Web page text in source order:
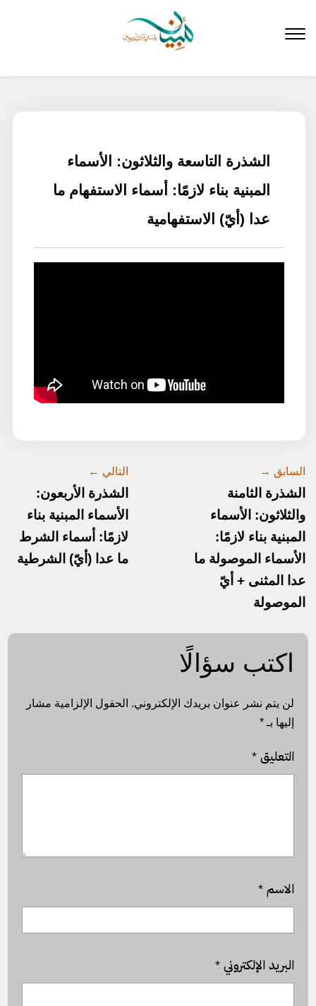
المحتوى
الشذرة التاسعة والثلاثون: الأسماء
المبنية بناء لازمًا: أسماء الاستفهام ما
عدا (أيّ) الاستفهامية
السابق →
الشذرة الثامنة
والثلاثون: الأسماء
المبنية بناء لازمًا:
الأسماء الموصولة ما
عدا المثنى + أيّ
الموصولة
التالي ←
الشذرة الأربعون:
الأسماء المبنية بناء
لازمًا: أسماء الشرط
ما عدا (أيّ) الشرطية
اكتب سؤالًا
لن يتم نشر عنوان بريدك الإلكتروني. الحقول الإلزامية مشار
إليها بـ*
التعليق*
الاسم*
البريد الإلكتروني*